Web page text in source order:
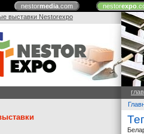
nestormedia.com nestorexpo
выставки Nestorexpo